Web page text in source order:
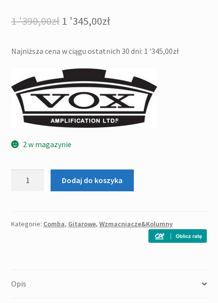
1 '390,00zł Pierwotna
wynosiła:
1
'390,00zł.
1 '345,00złAktualna
wynosi:
'345,00zł.
Najniższa cena w ciągu ostatnich 30 dni: 1 '345,00zł
2 w magazynie
gitarowe
Dodaj do koszyka
Kategorie: Comba, Gitarowe, Wzmacniacze&Kolumny
Opis